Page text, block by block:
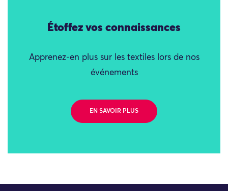
Étoffez vos connaissances
Apprenez-en plus sur les textiles lors de nos
événements
EN SAVOIR PLUS